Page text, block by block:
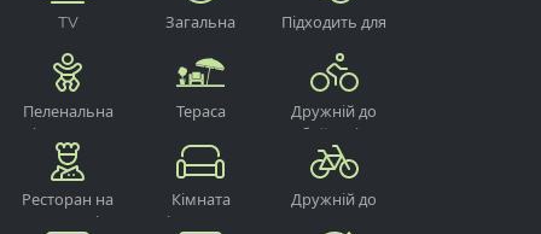
TV
Загальна
Підходить для
весіль
Пеленальна
кімната для
немовлят
Тераса
Дружній до
байкерів
Ресторан на
території
Кімната
відпочинку
Дружній до